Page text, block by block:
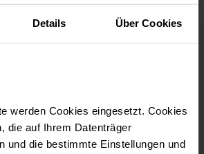
Details Über Cookies
werden Cookies eingesetzt. Cookies
die auf Ihrem Datenträger
und die bestimmte Einstellungen und
arbeiten wir Hand in
mit einfühlsamer Pflege.
stehen bei uns im